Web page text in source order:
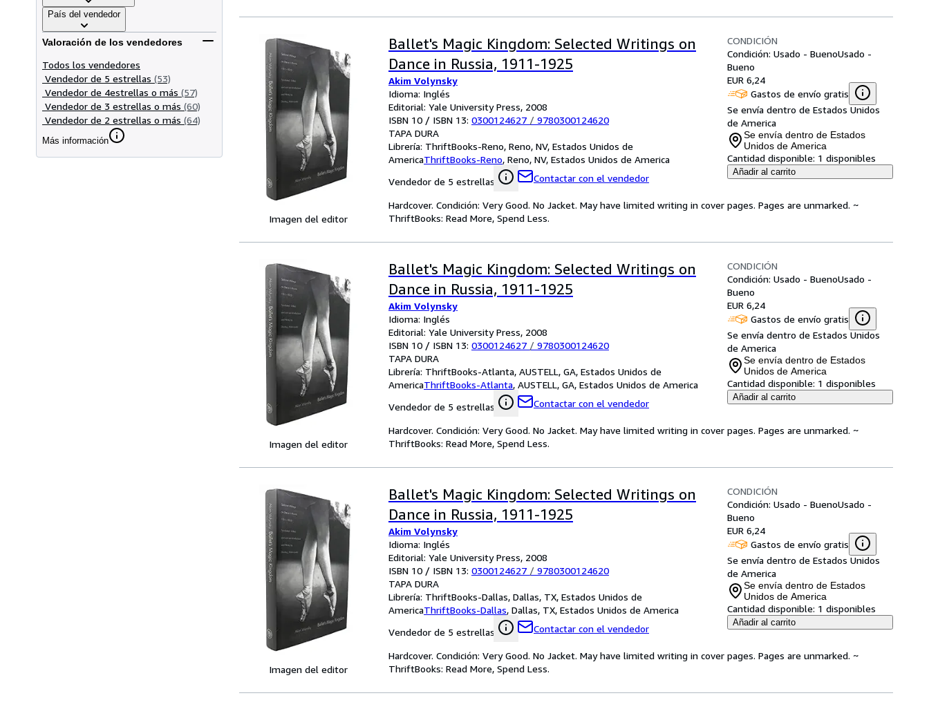
País del vendedor
Valoración de los vendedores
Todos los vendedores
Vendedor de 5 estrellas (53)
Vendedor de 4estrellas o más (57)
Vendedor de 3 estrellas o más (60)
Vendedor de 2 estrellas o más (64)
Más información
Imagen del editor
Ballet's Magic Kingdom: Selected Writings on
Dance in Russia, 1911-1925
Akim Volynsky
Idioma: Inglés
Editorial: Yale University Press, 2008
ISBN 10 / ISBN 13: 0300124627 / 9780300124620
TAPA DURA
Librería: ThriftBooks-Reno, Reno, NV, Estados Unidos de
AmericaThriftBooks-Reno, Reno, NV, Estados Unidos de America
Vendedor de 5 estrellas
Contactar con el vendedor
CONDICIÓN
Condición: Usado - BuenoUsado -
Bueno
EUR 6,24
Gastos de envío gratis
Se envía dentro de Estados Unidos
de America
Se envía dentro de Estados
Unidos de America
Cantidad disponible: 1 disponibles
Añadir al carrito
Hardcover. Condición: Very Good. No Jacket. May have limited writing in cover pages. Pages are unmarked. ~
ThriftBooks: Read More, Spend Less.
Imagen del editor
Ballet's Magic Kingdom: Selected Writings on
Dance in Russia, 1911-1925
Akim Volynsky
Idioma: Inglés
Editorial: Yale University Press, 2008
ISBN 10 / ISBN 13: 0300124627 / 9780300124620
TAPA DURA
Librería: ThriftBooks-Atlanta, AUSTELL, GA, Estados Unidos de
AmericaThriftBooks-Atlanta, AUSTELL, GA, Estados Unidos de America
Vendedor de 5 estrellas
Contactar con el vendedor
CONDICIÓN
Condición: Usado - BuenoUsado -
Bueno
EUR 6,24
Gastos de envío gratis
Se envía dentro de Estados Unidos
de America
Se envía dentro de Estados
Unidos de America
Cantidad disponible: 1 disponibles
Añadir al carrito
Hardcover. Condición: Very Good. No Jacket. May have limited writing in cover pages. Pages are unmarked. ~
ThriftBooks: Read More, Spend Less.
Imagen del editor
Ballet's Magic Kingdom: Selected Writings on
Dance in Russia, 1911-1925
Akim Volynsky
Idioma: Inglés
Editorial: Yale University Press, 2008
ISBN 10 / ISBN 13: 0300124627 / 9780300124620
TAPA DURA
Librería: ThriftBooks-Dallas, Dallas, TX, Estados Unidos de
AmericaThriftBooks-Dallas, Dallas, TX, Estados Unidos de America
Vendedor de 5 estrellas
Contactar con el vendedor
CONDICIÓN
Condición: Usado - BuenoUsado -
Bueno
EUR 6,24
Gastos de envío gratis
Se envía dentro de Estados Unidos
de America
Se envía dentro de Estados
Unidos de America
Cantidad disponible: 1 disponibles
Añadir al carrito
Hardcover. Condición: Very Good. No Jacket. May have limited writing in cover pages. Pages are unmarked. ~
ThriftBooks: Read More, Spend Less.